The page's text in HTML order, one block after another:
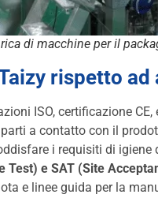
di macchine per il
rispetto
ISO, certificazione
a contatto con il
i requisiti di
Test) e SAT (Site
e linee guida per la